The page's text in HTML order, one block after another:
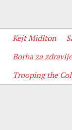
Kejt Midlton
Borba za zdravlje
Trooping the